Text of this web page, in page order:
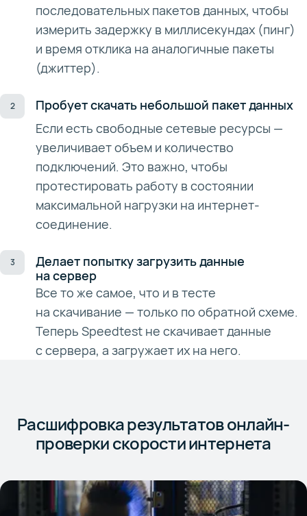
последовательных пакетов данных, чтобы
измерить задержку в миллисекундах (пинг)
и время отклика на аналогичные пакеты
(джиттер).
Пробует скачать небольшой пакет данных
Если есть свободные сетевые ресурсы —
увеличивает объем и количество
подключений. Это важно, чтобы
протестировать работу в состоянии
максимальной нагрузки на интернет-
соединение.
Делает попытку загрузить данные
на сервер
Все то же самое, что и в тесте
на скачивание — только по обратной схеме.
Теперь Speedtest не скачивает данные
с сервера, а загружает их на него.
Расшифровка результатов онлайн-
проверки скорости интернета